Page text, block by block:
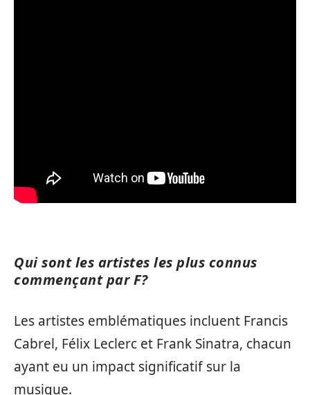
Qui sont les artistes les plus connus
commençant par F?
Les artistes emblématiques incluent Francis
Cabrel, Félix Leclerc et Frank Sinatra, chacun
ayant eu un impact significatif sur la
musique.